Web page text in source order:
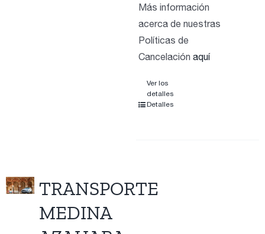
Más información
acerca de nuestras
Políticas de
Cancelaciónaquí
Ver los
detalles
Detalles
TRANSPORTE
MEDINA